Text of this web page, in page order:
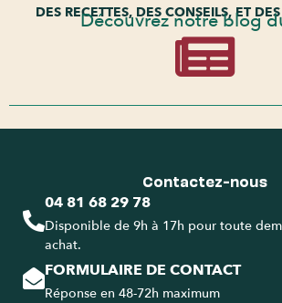
DES RECETTES, DES CONSEILS, ET
Découvrez notre blog
Contactez-nous
04 81 68 29 78
Disponible de 9h à 17h pour toute
achat.
FORMULAIRE DE CONTACT
Réponse en 48-72h maximum